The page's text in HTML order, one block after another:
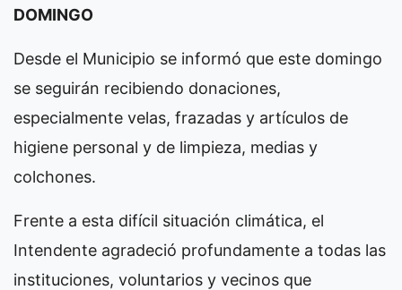
DOMINGO
Desde el Municipio se informó que este domingo
se seguirán recibiendo donaciones,
especialmente velas, frazadas y artículos de
higiene personal y de limpieza, medias y
colchones.
Frente a esta difícil situación climática, el
Intendente agradeció profundamente a todas las
instituciones, voluntarios y vecinos que